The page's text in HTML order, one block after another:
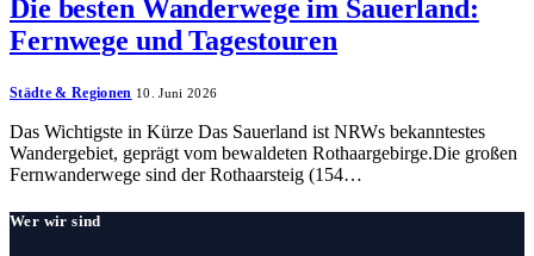
Die besten Wanderwege im Sauerland:
Fernwege und Tagestouren
Städte & Regionen 10. Juni 2026
Das Wichtigste in Kürze Das Sauerland ist NRWs bekanntestes
Wandergebiet, geprägt vom bewaldeten Rothaargebirge.Die großen
Fernwanderwege sind der Rothaarsteig (154…
Wer wir sind